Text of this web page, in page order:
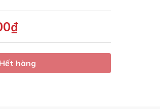
Hết hàng